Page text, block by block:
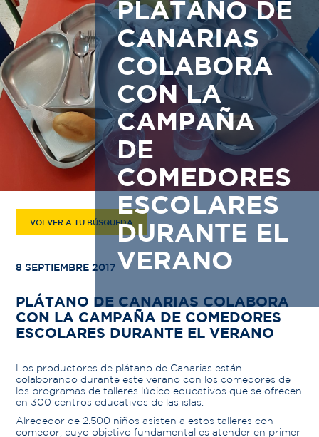
PLÁTANO DE
CANARIAS
COLABORA
CON LA
CAMPAÑA
DE
COMEDORES
ESCOLARES
DURANTE EL
VERANO
VOLVER A TU BÚSQUEDA
8 SEPTIEMBRE 2017
PLÁTANO DE CANARIAS COLABORA
CON LA CAMPAÑA DE COMEDORES
ESCOLARES DURANTE EL VERANO
Los productores de plátano de Canarias están
colaborando durante este verano con los comedores de
los programas de talleres lúdico educativos que se ofrecen
en 300 centros educativos de las islas.
Alrededor de 2.500 niños asisten a estos talleres con
comedor, cuyo objetivo fundamental es atender en primer